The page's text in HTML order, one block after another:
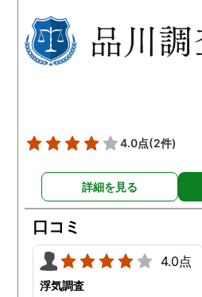
私が夫を疑うだけでは夫の
不倫の実態を知ることがで
きませんでしたので、真相
4.0点(2件)
詳細を見る
口コミ
4.0点
浮気調査